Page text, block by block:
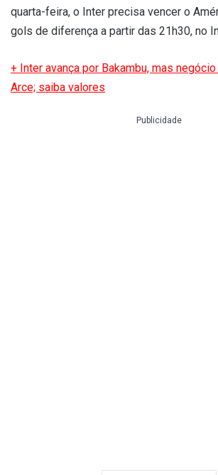
quarta-feira, o Inter precisa vencer o
gols de diferença a partir das 21h30, no
+ Inter avança por Bakambu, mas
Arce; saiba valores
Publicidade